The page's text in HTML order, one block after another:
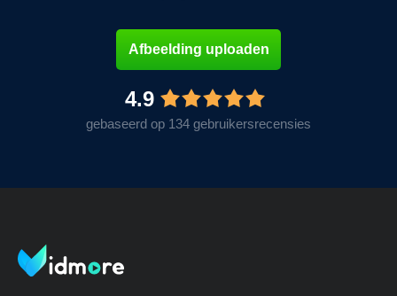
Afbeelding uploaden
4.9
gebaseerd op 134 gebruikersrecensies